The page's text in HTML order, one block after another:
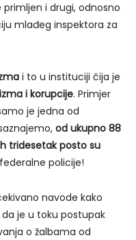
i drugi, odnosno
mlađeg inspektora za
i to u instituciji čija je
i korupcije. Primjer
je jedna od
od ukupno 88
tridesetak posto su
policije!
navode kako
je u toku postupak
o žalbama od